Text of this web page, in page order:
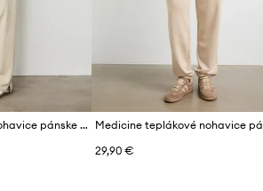
Medicine teplákové nohavice pánske bavlnené
29,90 €